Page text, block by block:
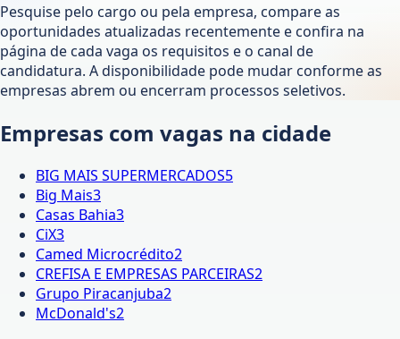
Pesquise pelo cargo ou pela empresa, compare as
oportunidades atualizadas recentemente e confira na
página de cada vaga os requisitos e o canal de
candidatura. A disponibilidade pode mudar conforme as
empresas abrem ou encerram processos seletivos.
Empresas com vagas na cidade
BIG MAIS SUPERMERCADOS5
Big Mais3
Casas Bahia3
CiX3
Camed Microcrédito2
CREFISA E EMPRESAS PARCEIRAS2
Grupo Piracanjuba2
McDonald's2